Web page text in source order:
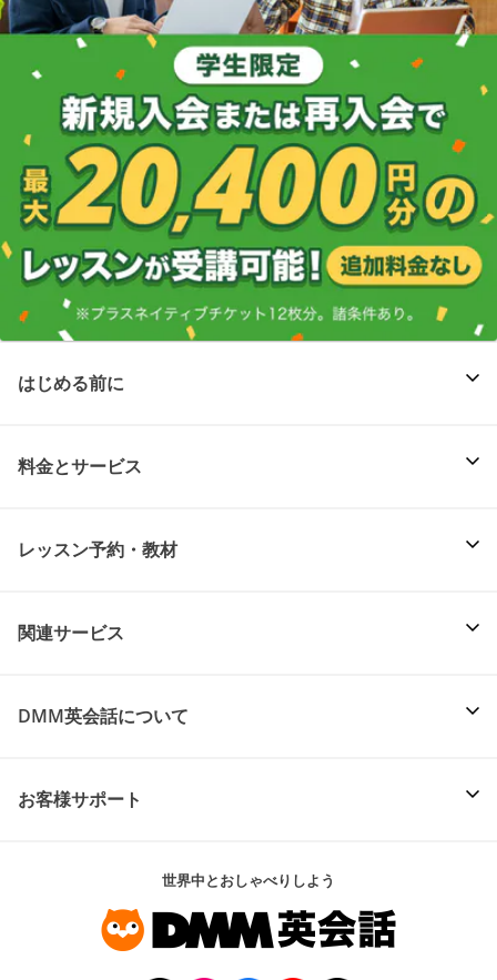
はじめる前に
料金とサービス
レッスン予約・教材
関連サービス
DMM英会話について
お客様サポート
世界中とおしゃべりしよう